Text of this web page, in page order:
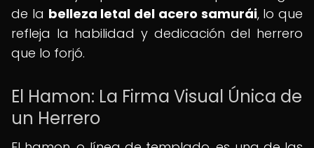
de la belleza letal del acero samurái, lo que
refleja la habilidad y dedicación del herrero
que lo forjó.
El Hamon: La Firma Visual Única de
un Herrero